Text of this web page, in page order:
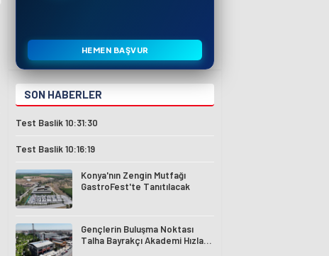
HEMEN BAŞVUR
SON HABERLER
Test Baslik 10:31:30
Test Baslik 10:16:19
Konya'nın Zengin Mutfağı
GastroFest'te Tanıtılacak
Gençlerin Buluşma Noktası
Talha Bayrakçı Akademi Hızla